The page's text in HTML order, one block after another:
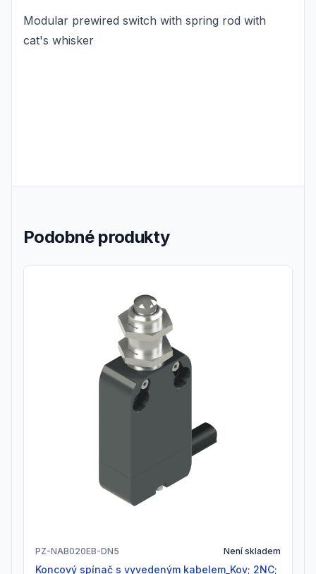
Modular prewired switch with spring rod with
cat's whisker
Podobné produkty
PZ-NAB020EB-DN5 Není skladem
Koncový spínač s vyvedeným kabelem_Kov; 2NC;